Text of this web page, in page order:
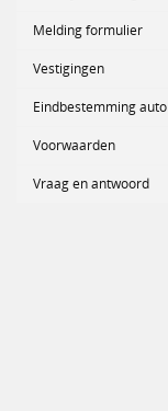
Melding formulier
Vestigingen
Eindbestemming auto
Voorwaarden
Vraag en antwoord